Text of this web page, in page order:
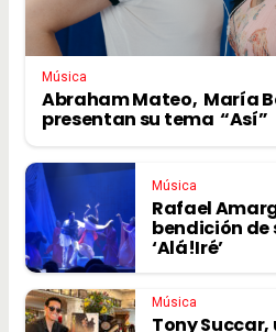
Música
Abraham Mateo, María
presentan su tema “Así”
Música
Rafael
bendición de
‘Alá!Iré’
Música
Tony